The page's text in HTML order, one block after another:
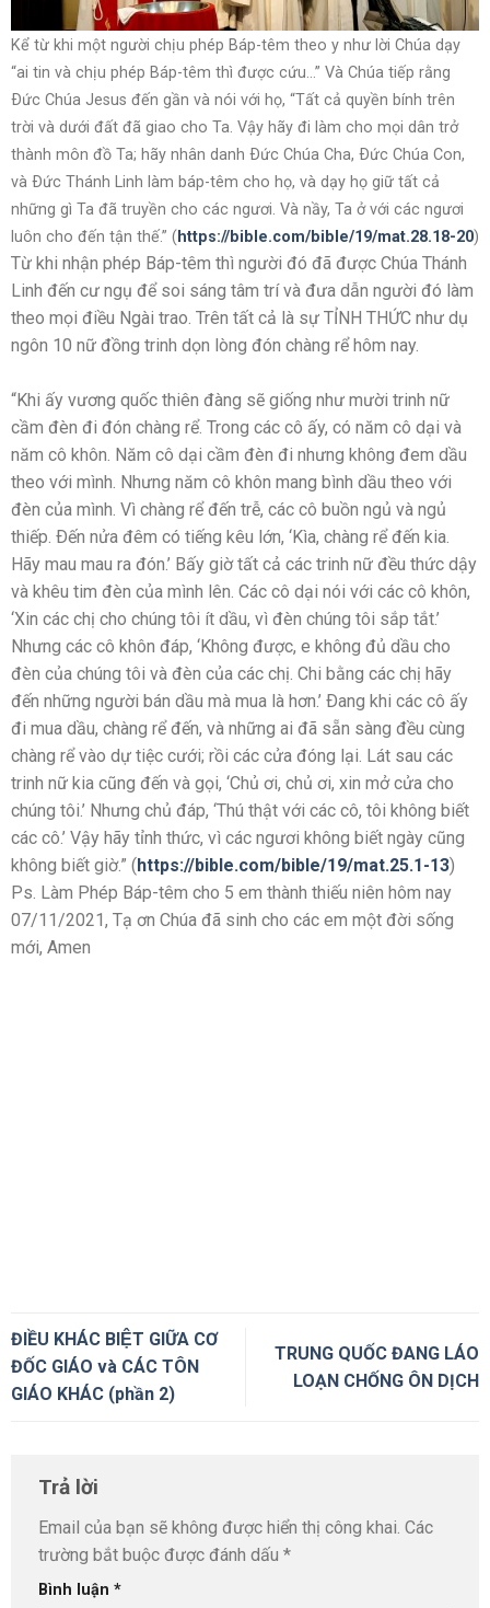
Kể từ khi một người chịu phép Báp-têm theo y như lời Chúa dạy
“ai tin và chịu phép Báp-têm thì được cứu…” Và Chúa tiếp rằng
Ðức Chúa Jesus đến gần và nói với họ, “Tất cả quyền bính trên
trời và dưới đất đã giao cho Ta. Vậy hãy đi làm cho mọi dân trở
thành môn đồ Ta; hãy nhân danh Ðức Chúa Cha, Ðức Chúa Con,
và Ðức Thánh Linh làm báp-têm cho họ, và dạy họ giữ tất cả
những gì Ta đã truyền cho các ngươi. Và nầy, Ta ở với các ngươi
luôn cho đến tận thế.” ( https://bible.com/bible/19/mat.28.18-20)
Từ khi nhận phép Báp-têm thì người đó đã được Chúa Thánh
Linh đến cư ngụ để soi sáng tâm trí và đưa dẫn người đó làm
theo mọi điều Ngài trao. Trên tất cả là sự TỈNH THỨC như dụ
ngôn 10 nữ đồng trinh dọn lòng đón chàng rể hôm nay.
“Khi ấy vương quốc thiên đàng sẽ giống như mười trinh nữ
cầm đèn đi đón chàng rể. Trong các cô ấy, có năm cô dại và
năm cô khôn. Năm cô dại cầm đèn đi nhưng không đem dầu
theo với mình. Nhưng năm cô khôn mang bình dầu theo với
đèn của mình. Vì chàng rể đến trễ, các cô buồn ngủ và ngủ
thiếp. Ðến nửa đêm có tiếng kêu lớn, ‘Kìa, chàng rể đến kia.
Hãy mau mau ra đón.’ Bấy giờ tất cả các trinh nữ đều thức dậy
và khêu tim đèn của mình lên. Các cô dại nói với các cô khôn,
‘Xin các chị cho chúng tôi ít dầu, vì đèn chúng tôi sắp tắt.’
Nhưng các cô khôn đáp, ‘Không được, e không đủ dầu cho
đèn của chúng tôi và đèn của các chị. Chi bằng các chị hãy
đến những người bán dầu mà mua là hơn.’ Ðang khi các cô ấy
đi mua dầu, chàng rể đến, và những ai đã sẵn sàng đều cùng
chàng rể vào dự tiệc cưới; rồi các cửa đóng lại. Lát sau các
trinh nữ kia cũng đến và gọi, ‘Chủ ơi, chủ ơi, xin mở cửa cho
chúng tôi.’ Nhưng chủ đáp, ‘Thú thật với các cô, tôi không biết
các cô.’ Vậy hãy tỉnh thức, vì các ngươi không biết ngày cũng
không biết giờ.” ( https://bible.com/bible/19/mat.25.1-13)
Ps. Làm Phép Báp-têm cho 5 em thành thiếu niên hôm nay
07/11/2021, Tạ ơn Chúa đã sinh cho các em một đời sống
mới, Amen
ĐIỀU KHÁC BIỆT GIỮA CƠ
ĐỐC GIÁO và CÁC TÔN
GIÁO KHÁC (phần 2)
TRUNG QUỐC ĐANG LÁO
LOẠN CHỐNG ÔN DỊCH
Trả lời
Email của bạn sẽ không được hiển thị công khai. Các
trường bắt buộc được đánh dấu *
Bình luận *